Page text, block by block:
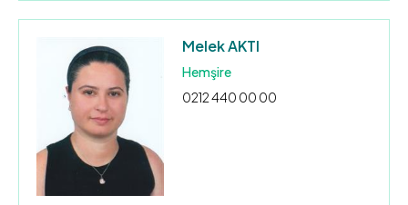
Melek AKTI
Hemşire
0212 440 00 00